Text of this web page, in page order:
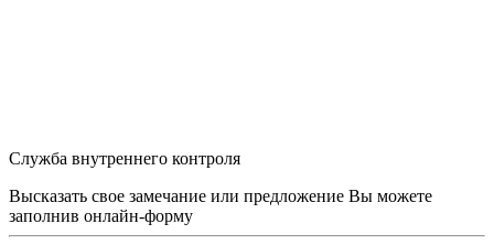
Служба внутреннего контроля
Высказать свое замечание или предложение Вы можете
заполнив онлайн-форму